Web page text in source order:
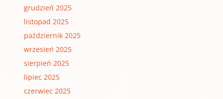
grudzień 2025
listopad 2025
październik 2025
wrzesień 2025
sierpień 2025
lipiec 2025
czerwiec 2025